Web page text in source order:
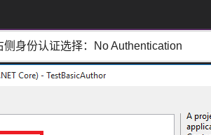
身份认证选择：No Authentication